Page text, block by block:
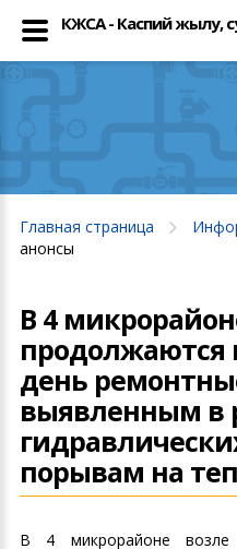
Главная страница
анонсы
В 4
продолжаются
день
выявленным в
порывам на
В 4 микрорайоне
КЖСА - Каспий жылу,